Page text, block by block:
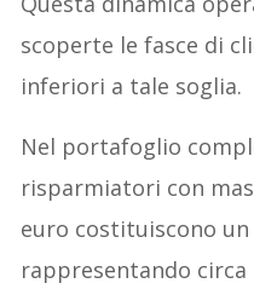
scoperte le fasce di
inferiori a tale soglia.
Nel portafoglio
risparmiatori con
euro costituiscono
rappresentando circa